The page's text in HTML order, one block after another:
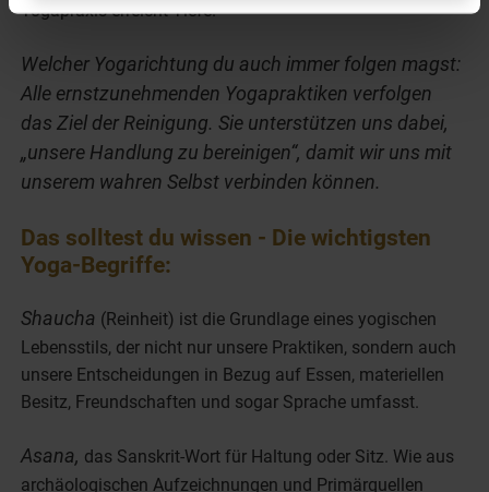
Yogapraxis erreicht Tiefe.
Welcher Yogarichtung du auch immer folgen magst:
Alle ernstzunehmenden Yogapraktiken verfolgen
das Ziel der Reinigung. Sie unterstützen uns dabei,
„unsere Handlung zu bereinigen“, damit wir uns mit
unserem wahren Selbst verbinden können.
Das solltest du wissen - Die wichtigsten
Yoga-Begriffe:
Shaucha (Reinheit) ist die Grundlage eines yogischen
Lebensstils, der nicht nur unsere Praktiken, sondern auch
unsere Entscheidungen in Bezug auf Essen, materiellen
Besitz, Freundschaften und sogar Sprache umfasst.
Asana, das Sanskrit-Wort für Haltung oder Sitz. Wie aus
archäologischen Aufzeichnungen und Primärquellen